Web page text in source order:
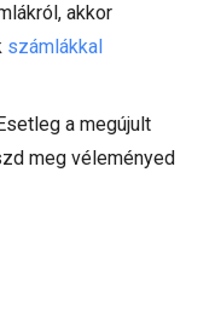
akkor
számlákkal
a megújult
meg véleményed